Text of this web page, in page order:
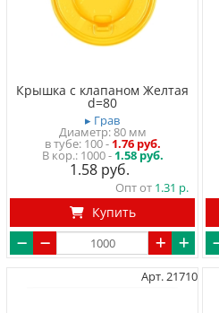
Крышка с клапаном Желтая
d=80
▸ Грав
Диаметр: 80 мм
в тубе 100- 1.76 руб.
1000 - 1.58 руб.
1.58
Опт от 1.31
Купить
Арт. 21710